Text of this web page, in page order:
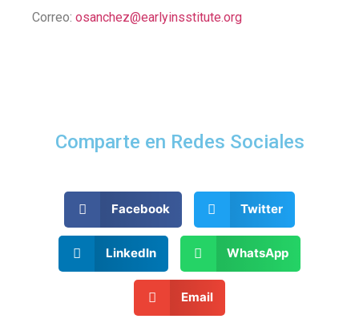
Correo: osanchez@earlyinsstitute.org
Comparte en Redes Sociales
Facebook Twitter
LinkedIn WhatsApp
Email